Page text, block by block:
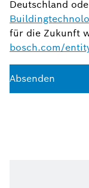
Deutschland
für die Zukunft
bosch.com/
Absenden